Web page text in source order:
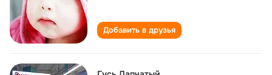
Добавить в друзья